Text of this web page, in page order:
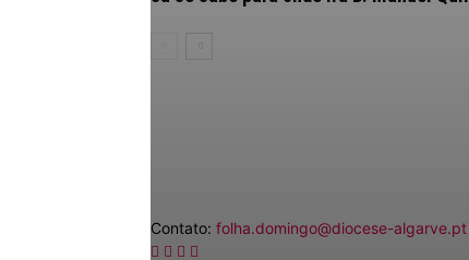
Contato: folha.domingo@diocese-algarve.pt